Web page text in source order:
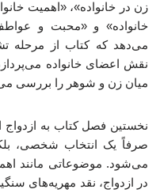
زن در خانواده»، «اهمیت
خانواده» و «محبت و
می‌دهد که کتاب از مرحله
نقش اعضای خانواده
میان زن و شوهر را بررسی
نخستین فصل کتاب به ازدواج
صرفاً یک انتخاب شخصی،
می‌شود. موضوعاتی مانند
در ازدواج، نقد مهریه‌های